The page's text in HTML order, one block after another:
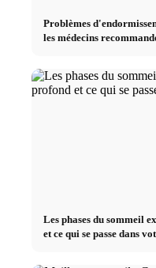
Problèmes
les médecins
Les phases du sommeil
et ce qui se passe dans